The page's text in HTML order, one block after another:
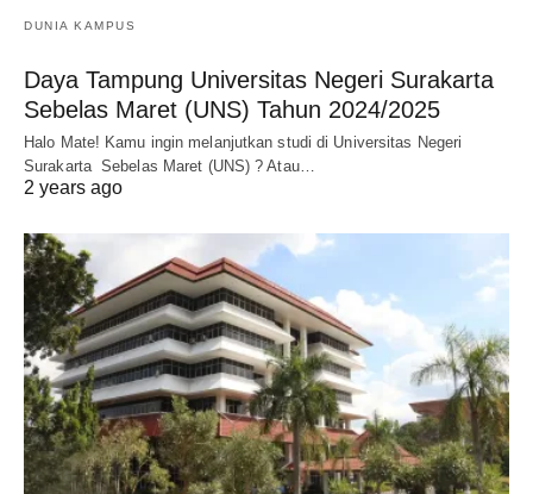
DUNIA KAMPUS
Daya Tampung Universitas Negeri Surakarta
Sebelas Maret (UNS) Tahun 2024/2025
Halo Mate! Kamu ingin melanjutkan studi di Universitas Negeri
Surakarta Sebelas Maret (UNS) ? Atau…
2 years ago